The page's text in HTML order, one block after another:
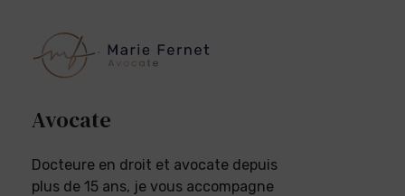
Avocate
Docteure en droit et avocate depuis
plus de 15 ans, je vous accompagne